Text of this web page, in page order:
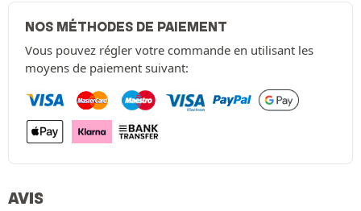
NOS MÉTHODES DE PAIEMENT
Vous pouvez régler votre commande en utilisant les
moyens de paiement suivant:
AVIS